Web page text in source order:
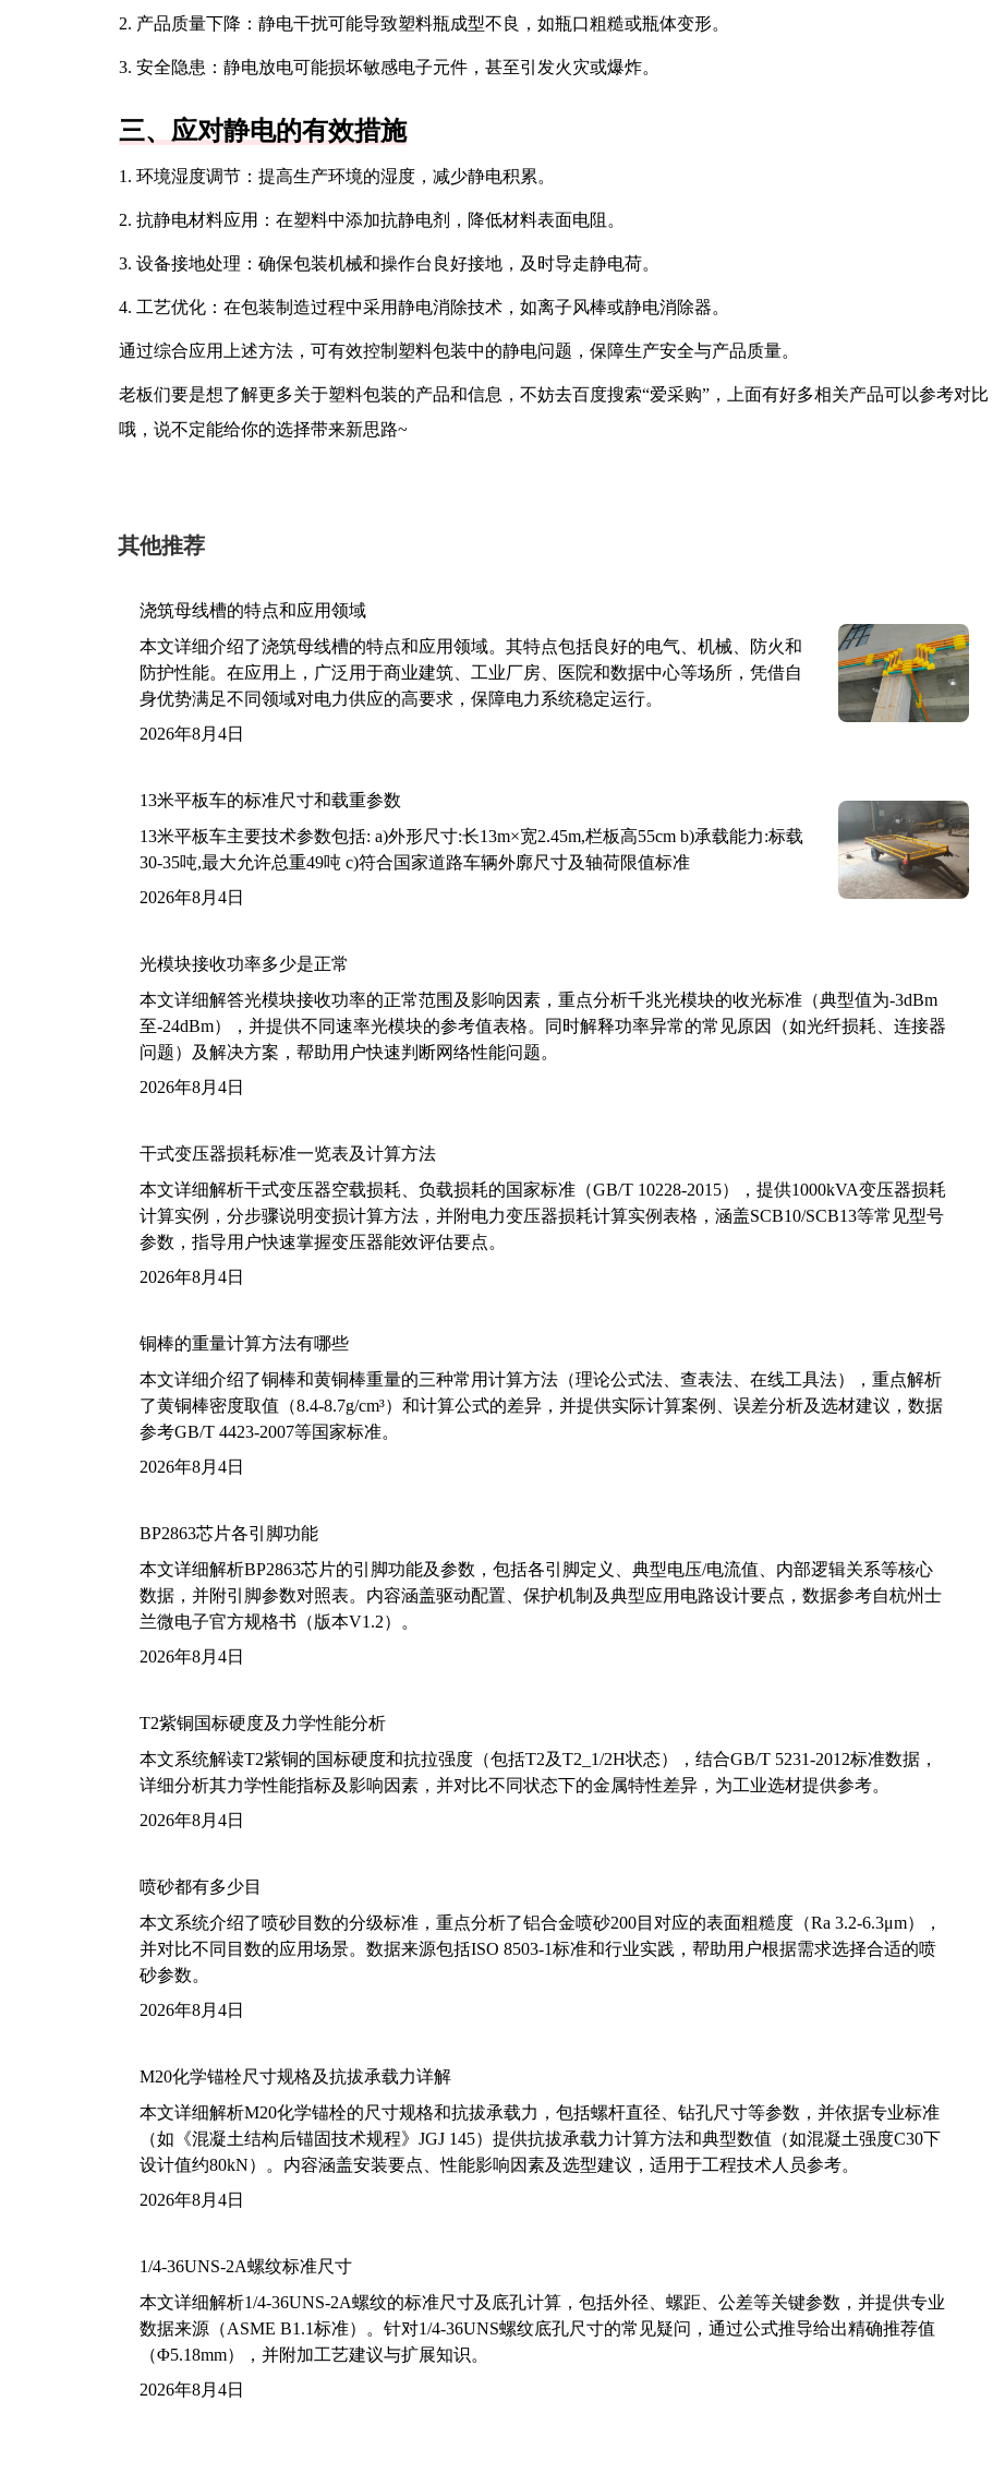
2. 产品质量下降：静电干扰可能导致塑料瓶成型不良，如瓶口粗糙或瓶体变形。
3. 安全隐患：静电放电可能损坏敏感电子元件，甚至引发火灾或爆炸。
三、应对静电的有效措施
1. 环境湿度调节：提高生产环境的湿度，减少静电积累。
2. 抗静电材料应用：在塑料中添加抗静电剂，降低材料表面电阻。
3. 设备接地处理：确保包装机械和操作台良好接地，及时导走静电荷。
4. 工艺优化：在包装制造过程中采用静电消除技术，如离子风棒或静电消除器。
通过综合应用上述方法，可有效控制塑料包装中的静电问题，保障生产安全与产品质量。
老板们要是想了解更多关于塑料包装的产品和信息，不妨去百度搜索“爱采购”，上面有好多相关产品可以参考对比
哦，说不定能给你的选择带来新思路~
其他推荐
浇筑母线槽的特点和应用领域
本文详细介绍了浇筑母线槽的特点和应用领域。其特点包括良好的电气、机械、防火和
防护性能。在应用上，广泛用于商业建筑、工业厂房、医院和数据中心等场所，凭借自
身优势满足不同领域对电力供应的高要求，保障电力系统稳定运行。
2026年8月4日
13米平板车的标准尺寸和载重参数
13米平板车主要技术参数包括: a)外形尺寸:长13m×宽2.45m,栏板高55cm b)承载能力:标载
30-35吨,最大允许总重49吨 c)符合国家道路车辆外廓尺寸及轴荷限值标准
2026年8月4日
光模块接收功率多少是正常
本文详细解答光模块接收功率的正常范围及影响因素，重点分析千兆光模块的收光标准（典型值为-3dBm
至-24dBm），并提供不同速率光模块的参考值表格。同时解释功率异常的常见原因（如光纤损耗、连接器
问题）及解决方案，帮助用户快速判断网络性能问题。
2026年8月4日
干式变压器损耗标准一览表及计算方法
本文详细解析干式变压器空载损耗、负载损耗的国家标准（GB/T 10228-2015），提供1000kVA变压器损耗
计算实例，分步骤说明变损计算方法，并附电力变压器损耗计算实例表格，涵盖SCB10/SCB13等常见型号
参数，指导用户快速掌握变压器能效评估要点。
2026年8月4日
铜棒的重量计算方法有哪些
本文详细介绍了铜棒和黄铜棒重量的三种常用计算方法（理论公式法、查表法、在线工具法），重点解析
了黄铜棒密度取值（8.4-8.7g/cm³）和计算公式的差异，并提供实际计算案例、误差分析及选材建议，数据
参考GB/T 4423-2007等国家标准。
2026年8月4日
BP2863芯片各引脚功能
本文详细解析BP2863芯片的引脚功能及参数，包括各引脚定义、典型电压/电流值、内部逻辑关系等核心
数据，并附引脚参数对照表。内容涵盖驱动配置、保护机制及典型应用电路设计要点，数据参考自杭州士
兰微电子官方规格书（版本V1.2）。
2026年8月4日
T2紫铜国标硬度及力学性能分析
本文系统解读T2紫铜的国标硬度和抗拉强度（包括T2及T2_1/2H状态），结合GB/T 5231-2012标准数据，
详细分析其力学性能指标及影响因素，并对比不同状态下的金属特性差异，为工业选材提供参考。
2026年8月4日
喷砂都有多少目
本文系统介绍了喷砂目数的分级标准，重点分析了铝合金喷砂200目对应的表面粗糙度（Ra 3.2-6.3μm），
并对比不同目数的应用场景。数据来源包括ISO 8503-1标准和行业实践，帮助用户根据需求选择合适的喷
砂参数。
2026年8月4日
M20化学锚栓尺寸规格及抗拔承载力详解
本文详细解析M20化学锚栓的尺寸规格和抗拔承载力，包括螺杆直径、钻孔尺寸等参数，并依据专业标准
（如《混凝土结构后锚固技术规程》JGJ 145）提供抗拔承载力计算方法和典型数值（如混凝土强度C30下
设计值约80kN）。内容涵盖安装要点、性能影响因素及选型建议，适用于工程技术人员参考。
2026年8月4日
1/4-36UNS-2A螺纹标准尺寸
本文详细解析1/4-36UNS-2A螺纹的标准尺寸及底孔计算，包括外径、螺距、公差等关键参数，并提供专业
数据来源（ASME B1.1标准）。针对1/4-36UNS螺纹底孔尺寸的常见疑问，通过公式推导给出精确推荐值
（Φ5.18mm），并附加工艺建议与扩展知识。
2026年8月4日